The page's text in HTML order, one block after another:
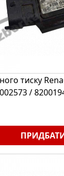
тиску
/